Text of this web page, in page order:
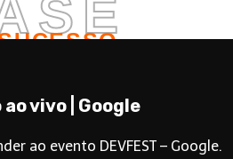
vivo | Google
ao evento DEVFEST – Google.